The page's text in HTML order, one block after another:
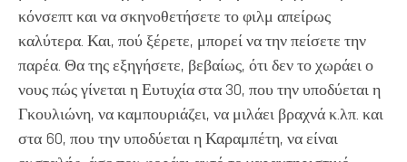
κόνσεπτ και να σκηνοθετήσετε το φιλμ απείρως
καλύτερα. Και, πού ξέρετε, μπορεί να την πείσετε την
παρέα. Θα της εξηγήσετε, βεβαίως, ότι δεν το χωράει ο
νους πώς γίνεται η Ευτυχία στα 30, που την υποδύεται η
Γκουλιώνη, να καμπουριάζει, να μιλάει βραχνά κ.λπ. και
στα 60, που την υποδύεται η Καραμπέτη, να είναι